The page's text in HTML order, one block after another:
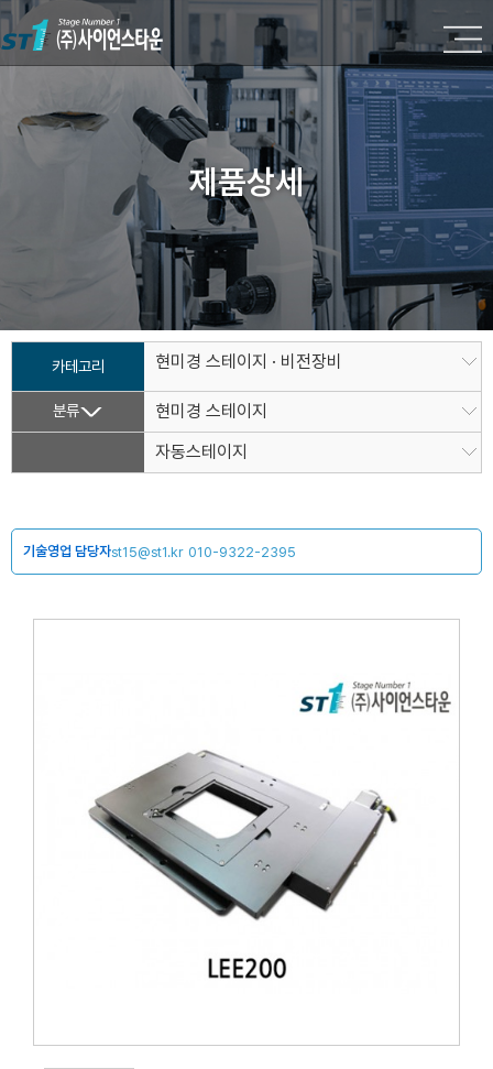
제품상세
카테고리 현미경 스테이지 · 비전장비
분류
현미경 스테이지
자동스테이지
기술영업 담당자st15@st1.kr 010-9322-2395